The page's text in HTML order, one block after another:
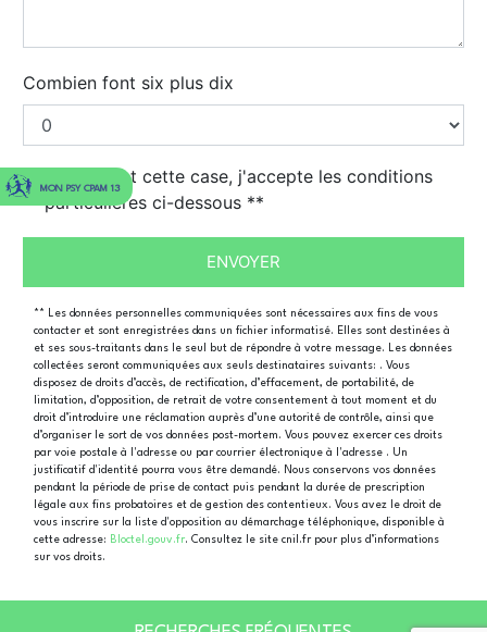
Combien font six plus dix
En cochant cette case, j'accepte les conditions
particulières ci-dessous **
ENVOYER
** Les données personnelles communiquées sont nécessaires aux fins de vous
contacter et sont enregistrées dans un fichier informatisé. Elles sont destinées à
et ses sous-traitants dans le seul but de répondre à votre message. Les données
collectées seront communiquées aux seuls destinataires suivants: . Vous
disposez de droits d’accès, de rectification, d’effacement, de portabilité, de
limitation, d’opposition, de retrait de votre consentement à tout moment et du
droit d’introduire une réclamation auprès d’une autorité de contrôle, ainsi que
d’organiser le sort de vos données post-mortem. Vous pouvez exercer ces droits
par voie postale à l'adresse ou par courrier électronique à l'adresse . Un
justificatif d'identité pourra vous être demandé. Nous conservons vos données
pendant la période de prise de contact puis pendant la durée de prescription
légale aux fins probatoires et de gestion des contentieux. Vous avez le droit de
vous inscrire sur la liste d'opposition au démarchage téléphonique, disponible à
cette adresse: Bloctel.gouv.fr. Consultez le site cnil.fr pour plus d’informations
sur vos droits.
MON PSY CPAM 13